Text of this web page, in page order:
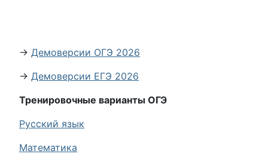
→ Демоверсии ОГЭ 2026
→ Демоверсии ЕГЭ 2026
Тренировочные варианты ОГЭ
Русский язык
Математика